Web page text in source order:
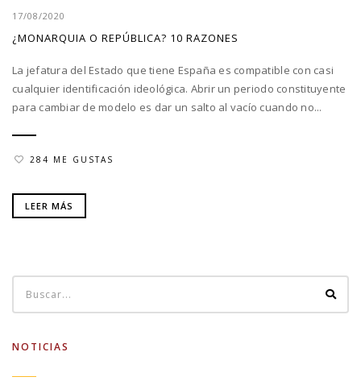
17/08/2020
¿MONARQUIA O REPÚBLICA? 10 RAZONES
La jefatura del Estado que tiene España es compatible con casi
cualquier identificación ideológica. Abrir un periodo constituyente
para cambiar de modelo es dar un salto al vacío cuando no...
284 ME GUSTAS
LEER MÁS
NOTICIAS